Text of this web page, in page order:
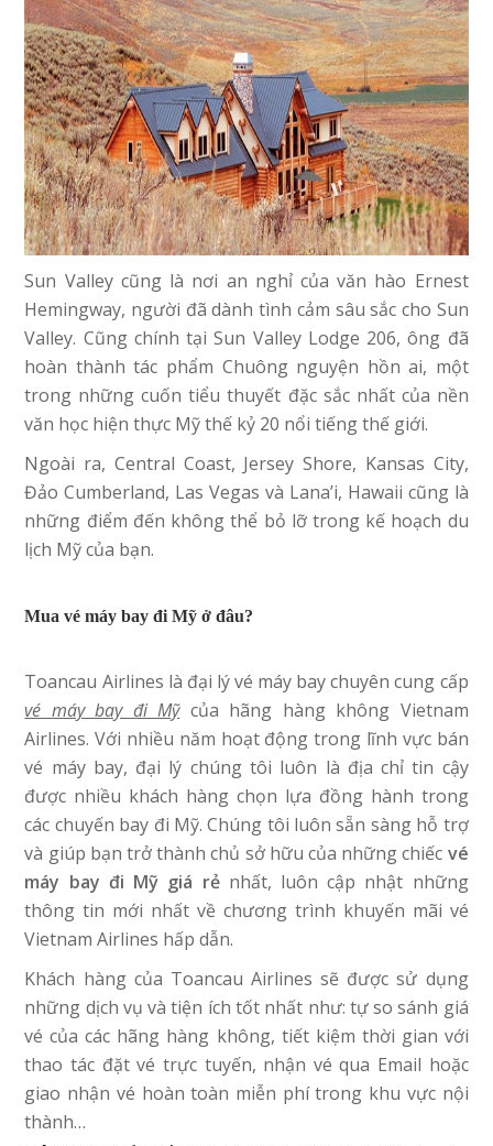
Sun Valley cũng là nơi an nghỉ của văn hào Ernest
Hemingway, người đã dành tình cảm sâu sắc cho Sun
Valley. Cũng chính tại Sun Valley Lodge 206, ông đã
hoàn thành tác phẩm Chuông nguyện hồn ai, một
trong những cuốn tiểu thuyết đặc sắc nhất của nền
văn học hiện thực Mỹ thế kỷ 20 nổi tiếng thế giới.
Ngoài ra, Central Coast, Jersey Shore, Kansas City,
Đảo Cumberland, Las Vegas và Lana’i, Hawaii cũng là
những điểm đến không thể bỏ lỡ trong kế hoạch du
lịch Mỹ của bạn.
Mua vé máy bay đi Mỹ ở đâu?
Toancau Airlines là đại lý vé máy bay chuyên cung cấp
vé máy bay đi Mỹcủa hãng hàng không Vietnam
Airlines. Với nhiều năm hoạt động trong lĩnh vực bán
vé máy bay, đại lý chúng tôi luôn là địa chỉ tin cậy
được nhiều khách hàng chọn lựa đồng hành trong
các chuyến bay đi Mỹ. Chúng tôi luôn sẵn sàng hỗ trợ
và giúp bạn trở thành chủ sở hữu của những chiếc vé
máy bay đi Mỹ giá rẻnhất, luôn cập nhật những
thông tin mới nhất về chương trình khuyến mãi vé
Vietnam Airlines hấp dẫn.
Khách hàng của Toancau Airlines sẽ được sử dụng
những dịch vụ và tiện ích tốt nhất như: tự so sánh giá
vé của các hãng hàng không, tiết kiệm thời gian với
thao tác đặt vé trực tuyến, nhận vé qua Email hoặc
giao nhận vé hoàn toàn miễn phí trong khu vực nội
thành…